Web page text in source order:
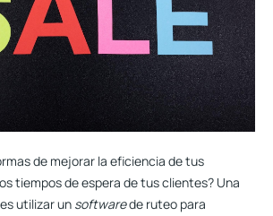
de mejorar la eficiencia de tus
tiempos de espera de tus clientes? Una
es utilizar un softwarede ruteo para